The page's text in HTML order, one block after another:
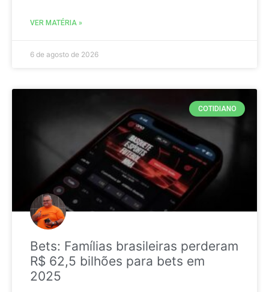
VER MATÉRIA »
6 de agosto de 2026
COTIDIANO
Bets: Famílias brasileiras perderam
R$ 62,5 bilhões para bets em
2025